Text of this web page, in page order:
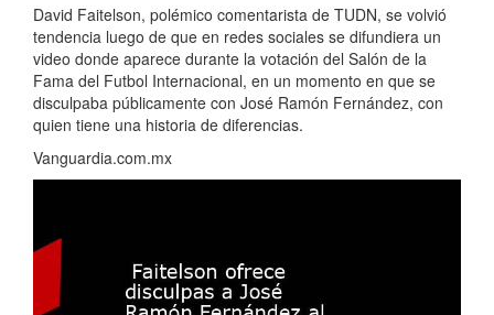
David Faitelson, polémico comentarista de TUDN, se volvió
tendencia luego de que en redes sociales se difundiera un
video donde aparece durante la votación del Salón de la
Fama del Futbol Internacional, en un momento en que se
disculpaba públicamente con José Ramón Fernández, con
quien tiene una historia de diferencias.
Vanguardia.com.mx